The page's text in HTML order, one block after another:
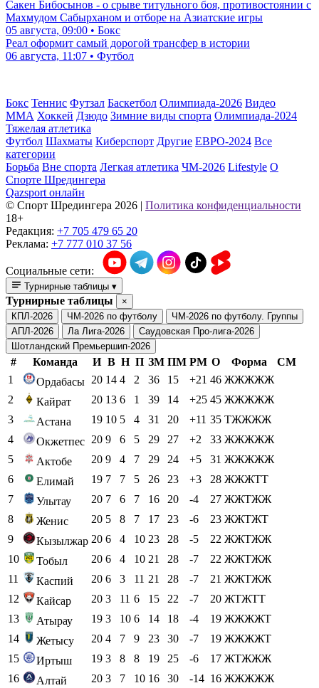
Сакен Бибосынов - о срыве титульного боя, противостоянии с
Махмудом Сабырханом и отборе на Азиатские игры
05 августа, 09:00 • Бокс
Реал оформит самый дорогой трансфер в истории
06 августа, 11:07 • Футбол
Бокс Теннис Футзал Баскетбол Олимпиада-2026 Видео
ММА Хоккей Дзюдо Зимние виды спорта Олимпиада-2024
Тяжелая атлетика
Футбол Шахматы Киберспорт Другие ЕВРО-2024 Все
категории
Борьба Вне спорта Легкая атлетика ЧМ-2026 Lifestyle О
Спорте Шредингера
Qazsport онлайн
© Cпорт Шредингера 2026 | Политика конфиденциальности
18+
Редакция: +7 705 479 65 20
Реклама: +7 777 010 37 56
Социальные сети:
Турнирные таблицы ▾
Турнирные таблицы
×
КПЛ-2026
ЧМ-2026 по футболу
ЧМ-2026 по футболу. Группы
АПЛ-2026
Ла Лига-2026
Саудовская Про-лига-2026
Шотландский Премьершип-2026
# Команда И В Н П ЗМ ПМ РМ О Форма
СМ
1
Ордабасы 20 14 4 2 36 15 +21 46 ЖЖЖЖЖ
2
Кайрат 20 13 6 1 39 14 +25 45 ЖЖЖЖЖ
3
Астана 19 10 5 4 31 20 +11 35 ТЖЖЖЖ
4
Окжетпес 20 9 6 5 29 27 +2 33 ЖЖЖЖЖ
5
Актобе 20 9 4 7 29 24 +5 31 ЖЖЖЖЖ
6
Елимай 19 7 7 5 26 23 +3 28 ЖЖЖТТ
7
Улытау 20 7 6 7 16 20 -4 27 ЖЖТЖЖ
8
Женис 20 5 8 7 17 23 -6 23 ЖЖТЖТ
9
Кызылжар 20 6 4 10 23 28 -5 22 ЖЖТЖЖ
10
Тобыл 20 6 4 10 21 28 -7 22 ЖЖТЖЖ
11
Каспий 20 6 3 11 21 28 -7 21 ЖЖТЖЖ
12
Кайсар 20 3 11 6 15 22 -7 20 ЖТЖТТ
13
Атырау 19 3 10 6 14 18 -4 19 ЖЖЖЖТ
14
Жетысу 20 4 7 9 23 30 -7 19 ЖЖЖЖТ
15
Иртыш 19 3 8 8 19 25 -6 17 ЖТЖЖЖ
16
Алтай 20 3 7 10 16 30 -14 16 ЖЖЖЖЖ